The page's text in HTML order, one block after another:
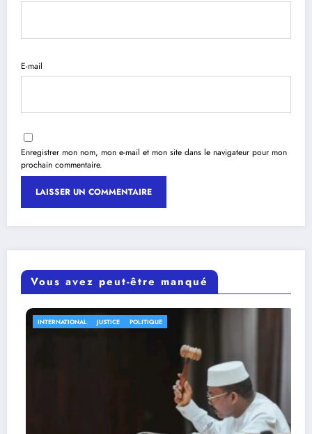
E-mail
Enregistrer mon nom, mon e-mail et mon site dans le navigateur pour mon
prochain commentaire.
Vous avez peut-être manqué
INTERNATIONAL